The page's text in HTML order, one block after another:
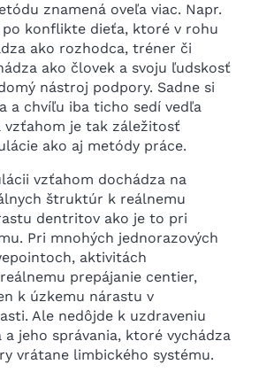
znamená oveľa viac. Napr.
konflikte dieťa, ktoré v rohu
ako rozhodca, tréner či
ako človek a svoju ľudskosť
nástroj podpory. Sadne si
a chvíľu iba ticho sedí vedľa
vzťahom je tak záležitosť
ako aj metódy práce.
vzťahom dochádza na
štruktúr k reálnemu
dentritov ako je to pri
Pri mnohých jednorazových
aktivitách
prepájanie centier,
k úzkemu nárastu v
Ale nedôjde k uzdraveniu
a jeho správania, ktoré vychádza
vrátane limbického systému.